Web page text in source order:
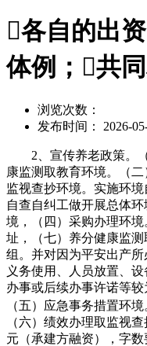
各自的出
体例；共
浏览次数：
发布时间： 2026-
2、宣传养老政策。（
康监测取教育环境。（
监视查抄环境。实施环境
自查自纠工做开展总体
境，（四）采购办理环
址，（七）养分健康监
组。并对因为平安出产
义务使用、人员放置、
办事或后续办事许诺等较
（五）应急事务措置环
（六）绩效办理取监视
元（承建方融资），字